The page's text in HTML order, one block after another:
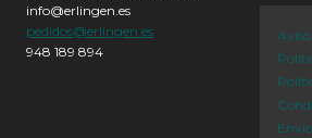
info@erlingen.es
pedidos@erlingen.es
948 189 894